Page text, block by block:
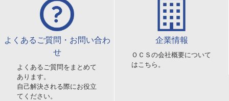
よくあるご質問・お問い合わ
せ
よくあるご質問をまとめて
あります。
自己解決される際にお役立
てください。
企業情報
ＯＣＳの会社概要について
はこちら。